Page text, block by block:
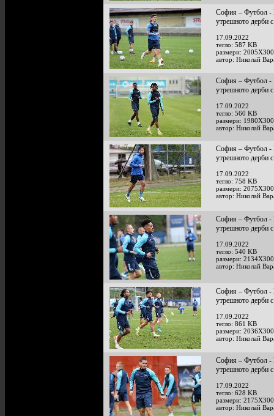
София – Футбол -
утрешното
17.09.2022
тегло: 587 KB
размери:
автор: Николай
София – Футбол -
утрешното
17.09.2022
тегло: 560 KB
размери:
автор: Николай
София – Футбол -
утрешното
17.09.2022
тегло: 758 KB
размери:
автор: Николай
София – Футбол -
утрешното
17.09.2022
тегло: 540 KB
размери:
автор: Николай
София – Футбол -
утрешното
17.09.2022
тегло: 861 KB
размери:
автор: Николай
София – Футбол -
утрешното
17.09.2022
тегло: 628 KB
размери:
автор: Николай